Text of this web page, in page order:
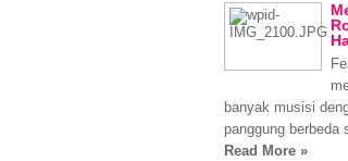
banyak musisi
panggung berbeda
Read More »